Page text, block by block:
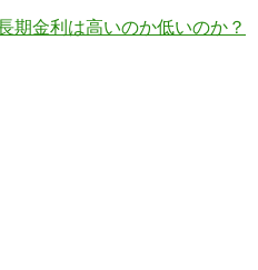
期金利は高いのか低いのか？